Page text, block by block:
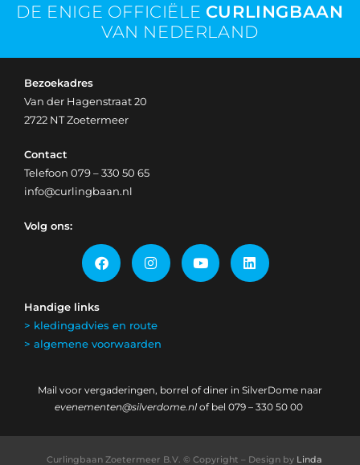
DE ENIGE OFFICIËLE CURLINGBAAN
VAN NEDERLAND
Bezoekadres
Van der Hagenstraat 20
2722 NT Zoetermeer
Contact
Telefoon 079 – 330 50 65
info@curlingbaan.nl
Volg ons:
Handige links
> kledingadvies en route
> algemene voorwaarden
Mail voor vergaderingen, borrel of diner in SilverDome naar
evenementen@silverdome.nl of bel 079 – 330 50 00
Curlingbaan Zoetermeer B.V. © Copyright – Design by Linda